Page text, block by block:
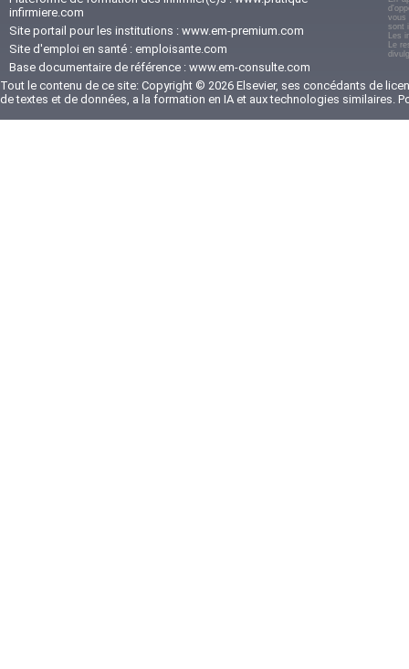
infirmiere.com
Site portail pour les institutions : www.em-premium.com
Site d'emploi en santé : emploisante.com
Base documentaire de référence : www.em-consulte.com
vous
sont
Les
Le
Tout le contenu de ce site: Copyright © 2026 Elsevier, ses concédants de
de textes et de données, a la formation en IA et aux technologies similaires.